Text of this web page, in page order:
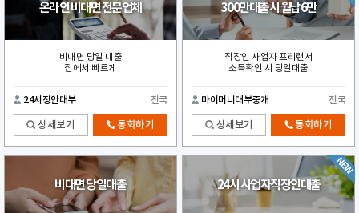
온라인 비대면 전문업체
비대면 당일 대출
집에서 빠르게
24시정안대부 전국
상세보기 통화하기
300만대출시 월납6만
직장인 사업자 프리랜서
소득확인 시 당일대출
마이머니대부중개 전국
상세보기 통화하기
비대면 당일대출 24시 사업자직장인대출